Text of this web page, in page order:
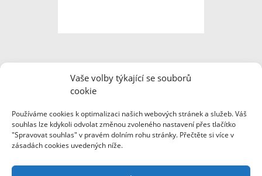
Vaše volby týkající se souborů
cookie
Používáme cookies k optimalizaci našich webových stránek a služeb. Váš
souhlas lze kdykoli odvolat změnou zvoleného nastavení přes tlačítko
"Spravovat souhlas" v pravém dolním rohu stránky. Přečtěte si více v
zásadách cookies uvedených níže.